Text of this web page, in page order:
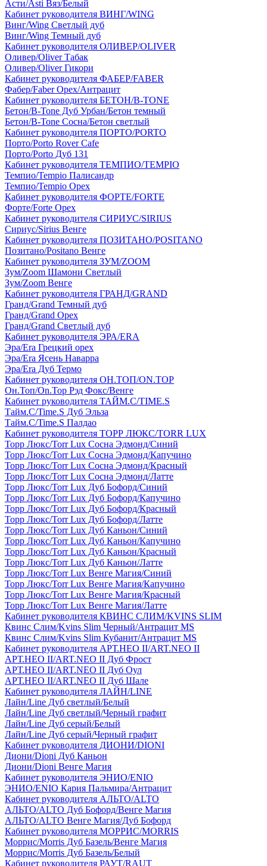
Асти/Asti Вяз/Белый
Кабинет руководителя ВИНГ/WING
Винг/Wing Светлый дуб
Винг/Wing Темный дуб
Кабинет руководителя ОЛИВЕР/OLIVER
Оливер/Oliver Табак
Оливер/Oliver Гикори
Кабинет руководителя ФАБЕР/FABER
Фабер/Faber Орех/Антрацит
Кабинет руководителя БЕТОН/B-TONE
Бетон/B-Tone Дуб Урбан/Бетон темный
Бетон/B-Tone Сосна/Бетон светлый
Кабинет руководителя ПОРТО/PORTO
Порто/Porto Rover Cafe
Порто/Porto Дуб 131
Кабинет руководителя ТЕМПИО/TEMPIO
Темпио/Tempio Палисандр
Темпио/Tempio Орех
Кабинет руководителя ФОРТЕ/FORTE
Форте/Forte Орех
Кабинет руководителя СИРИУС/SIRIUS
Сириус/Sirius Венге
Кабинет руководителя ПОЗИТАНО/POSITANO
Позитано/Positano Венге
Кабинет руководителя ЗУМ/ZOOM
Зум/Zoom Шамони Светлый
Зум/Zoom Венге
Кабинет руководителя ГРАНД/GRAND
Гранд/Grand Темный дуб
Гранд/Grand Орех
Гранд/Grand Светлый дуб
Кабинет руководителя ЭРА/ERA
Эра/Era Грецкий орех
Эра/Era Ясень Наварра
Эра/Era Дуб Термо
Кабинет руководителя ОН.ТОП/ON.TOP
Он.Топ/On.Top Рэд Фокс/Венге
Кабинет руководителя ТАЙМ.С/TIME.S
Тайм.С/Time.S Дуб Эльза
Тайм.С/Time.S Палдао
Кабинет руководителя ТОРР ЛЮКС/TORR LUX
Торр Люкс/Torr Lux Сосна Эдмонд/Синий
Торр Люкс/Torr Lux Сосна Эдмонд/Капучино
Торр Люкс/Torr Lux Сосна Эдмонд/Красный
Торр Люкс/Torr Lux Сосна Эдмонд/Латте
Торр Люкс/Torr Lux Дуб Бофорд/Синий
Торр Люкс/Torr Lux Дуб Бофорд/Капучино
Торр Люкс/Torr Lux Дуб Бофорд/Красный
Торр Люкс/Torr Lux Дуб Бофорд/Латте
Торр Люкс/Torr Lux Дуб Каньон/Синий
Торр Люкс/Torr Lux Дуб Каньон/Капучино
Торр Люкс/Torr Lux Дуб Каньон/Красный
Торр Люкс/Torr Lux Дуб Каньон/Латте
Торр Люкс/Torr Lux Венге Магия/Синий
Торр Люкс/Torr Lux Венге Магия/Капучино
Торр Люкс/Torr Lux Венге Магия/Красный
Торр Люкс/Torr Lux Венге Магия/Латте
Кабинет руководителя КВИНС СЛИМ/KVINS SLIM
Квинс Слим/Kvins Slim Черный/Антрацит MS
Квинс Слим/Kvins Slim Кубанит/Антрацит MS
Кабинет руководителя АРТ.НЕО II/ART.NEO II
АРТ.НЕО II/ART.NEO II Дуб Фрост
АРТ.НЕО II/ART.NEO II Дуб Оул
АРТ.НЕО II/ART.NEO II Дуб Шале
Кабинет руководителя ЛАЙН/LINE
Лайн/Line Дуб светлый/Белый
Лайн/Line Дуб светлый/Черный графит
Лайн/Line Дуб серый/Белый
Лайн/Line Дуб серый/Черный графит
Кабинет руководителя ДИОНИ/DIONI
Диони/Dioni Дуб Каньон
Диони/Dioni Венге Магия
Кабинет руководителя ЭНИО/ENIO
ЭНИО/ENIO Кария Пальмира/Антрацит
Кабинет руководителя АЛЬТО/ALTO
АЛЬТО/ALTO Дуб Бофорд/Венге Магия
АЛЬТО/ALTO Венге Магия/Дуб Бофорд
Кабинет руководителя МОРРИС/MORRIS
Моррис/Morris Дуб Базель/Венге Магия
Моррис/Morris Дуб Базель/Белый
Кабинет руководителя РАУТ/RAUT